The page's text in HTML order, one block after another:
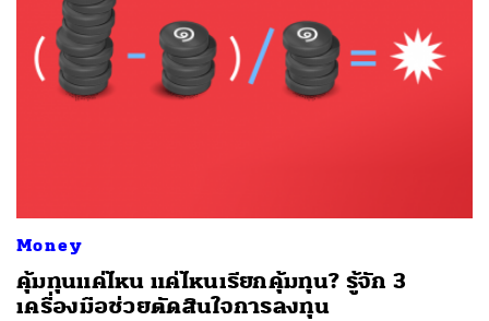
Money
คุ้มทุนแค่ไหน แค่ไหนเรียกคุ้มทุน? รู้จัก 3
เครื่องมือช่วยตัดสินใจการลงทุน